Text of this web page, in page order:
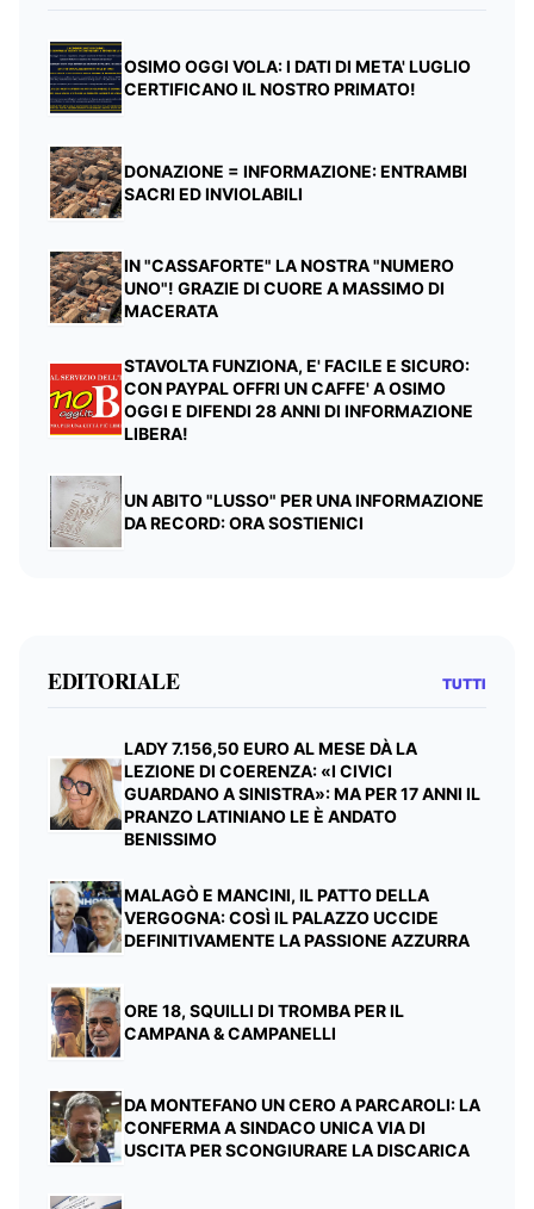
OSIMO OGGI VOLA: I DATI DI META' LUGLIO
CERTIFICANO IL NOSTRO PRIMATO!
DONAZIONE = INFORMAZIONE: ENTRAMBI
SACRI ED INVIOLABILI
IN "CASSAFORTE" LA NOSTRA "NUMERO
UNO"! GRAZIE DI CUORE A MASSIMO DI
MACERATA
STAVOLTA FUNZIONA, E' FACILE E SICURO:
CON PAYPAL OFFRI UN CAFFE' A OSIMO
OGGI E DIFENDI 28 ANNI DI INFORMAZIONE
LIBERA!
UN ABITO "LUSSO" PER UNA INFORMAZIONE
DA RECORD: ORA SOSTIENICI
EDITORIALE TUTTI
LADY 7.156,50 EURO AL MESE DÀ LA
LEZIONE DI COERENZA: «I CIVICI
GUARDANO A SINISTRA»: MA PER 17 ANNI IL
PRANZO LATINIANO LE È ANDATO
BENISSIMO
MALAGÒ E MANCINI, IL PATTO DELLA
VERGOGNA: COSÌ IL PALAZZO UCCIDE
DEFINITIVAMENTE LA PASSIONE AZZURRA
ORE 18, SQUILLI DI TROMBA PER IL
CAMPANA & CAMPANELLI
DA MONTEFANO UN CERO A PARCAROLI: LA
CONFERMA A SINDACO UNICA VIA DI
USCITA PER SCONGIURARE LA DISCARICA